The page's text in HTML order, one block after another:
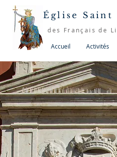
Accueil Activités
Église Saint
des Français de